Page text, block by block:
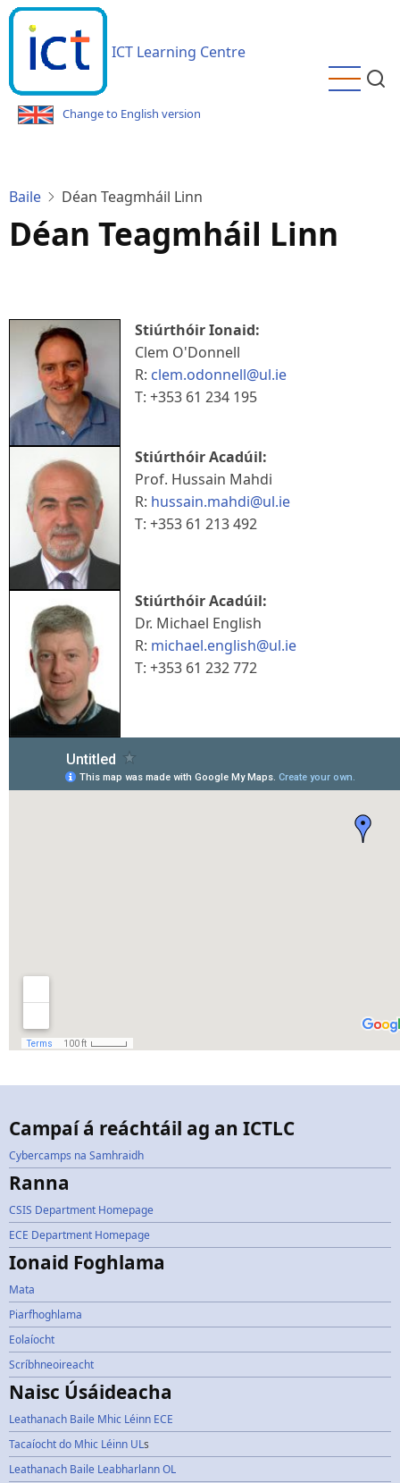
Téigh
aghaidh
an
bpríomhábhar
ICT Learning Centre
Change to English version
Baile Déan Teagmháil Linn
Déan Teagmháil Linn
Stiúrthóir Ionaid:
Clem O'Donnell
R: clem.odonnell@ul.ie
T: +353 61 234 195
Stiúrthóir Acadúil:
Prof. Hussain Mahdi
R: hussain.mahdi@ul.ie
T: +353 61 213 492
Stiúrthóir Acadúil:
Dr. Michael English
R: michael.english@ul.ie
T: +353 61 232 772
Campaí á reáchtáil ag an ICTLC
Cybercamps na Samhraidh
Ranna
CSIS Department Homepage
ECE Department Homepage
Ionaid Foghlama
Mata
Piarfhoghlama
Eolaíocht
Scríbhneoireacht
Naisc Úsáideacha
Leathanach Baile Mhic Léinn ECE
Tacaíocht do Mhic Léinn ULs
Leathanach Baile Leabharlann OL